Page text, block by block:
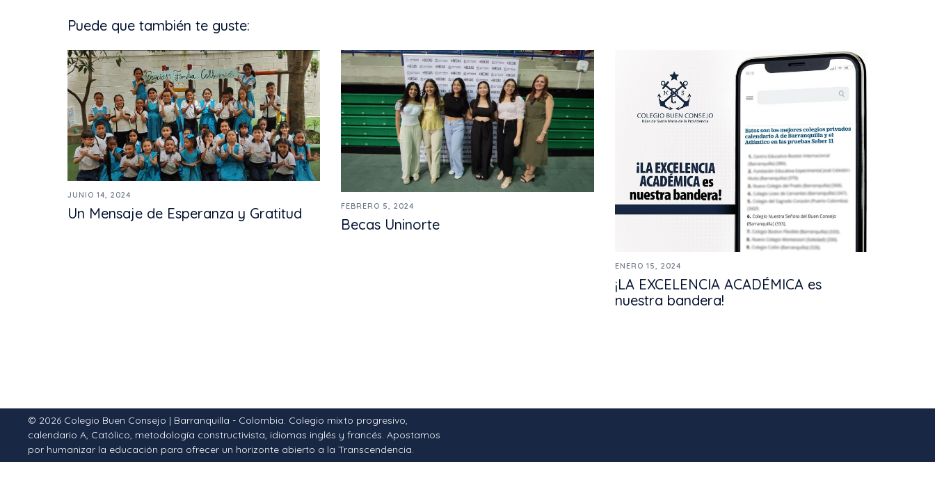
Puede que también te guste:
JUNIO 14, 2024
Un Mensaje de Esperanza y Gratitud FEBRERO 5, 2024
Becas Uninorte
ENERO 15, 2024
¡LA EXCELENCIA ACADÉMICA es
nuestra bandera!
© 2026 Colegio Buen Consejo | Barranquilla - Colombia. Colegio mixto progresivo,
calendario A, Católico, metodología constructivista, idiomas inglés y francés. Apostamos
por humanizar la educación para ofrecer un horizonte abierto a la Transcendencia.